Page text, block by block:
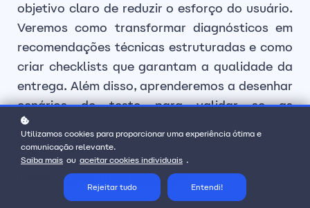
objetivo claro de reduzir o esforço do usuário.
Veremos como transformar diagnósticos em
recomendações técnicas estruturadas e como
criar checklists que garantam a qualidade da
entrega. Além disso, aprenderemos a desenhar
cenários de teste para validar se as
otimizações realmente tornaram o bot mais
eficiente e claro.
Objetivos de aprendizagem
Utilizamos cookies para proporcionar uma experiência ótima e
comunicação relevante.
Saiba mais ou aceitar cookies individuais .
Rejeitar tudo Entendi!